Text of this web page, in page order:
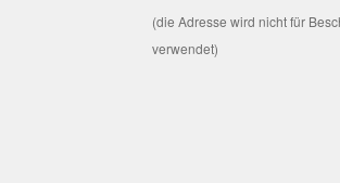
(die Adresse wird nicht für
verwendet)